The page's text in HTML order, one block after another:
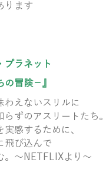
ります
プラネット
冒険－』
わえないスリルに
ずのアスリートたち。
感するために、
飛び込んで
。～NETFLIXより～